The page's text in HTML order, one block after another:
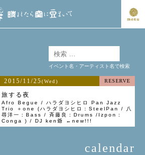
2015/11/25(Wed) RESERVE
旅する夜
Afro Begue / ハラダヨシヒロ Pan Jazz
Trio ＋one (ハラダヨシヒロ：SteelPan / 八
尋洋一：Bass / 斉藤良：Drums /Izpon：
Conga ) / DJ ken爺 ←new!!!
calendar
イベント名・アーティスト名で検索